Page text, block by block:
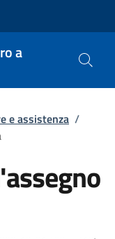
a
e assistenza /